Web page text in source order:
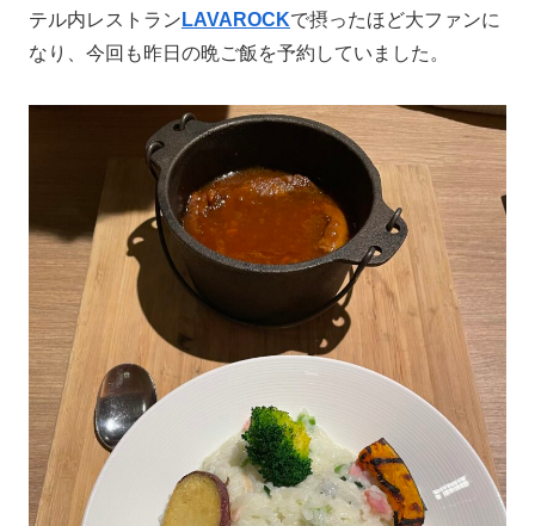
テル内レストラン LAVAROCKで摂ったほど大ファンに
なり、今回も昨日の晩ご飯を予約していました。